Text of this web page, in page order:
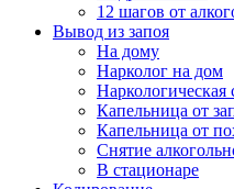
12 шагов от
Вывод из запоя
На дому
Нарколог на дом
Наркологическая
Капельница от
Капельница от
Снятие
В стационаре